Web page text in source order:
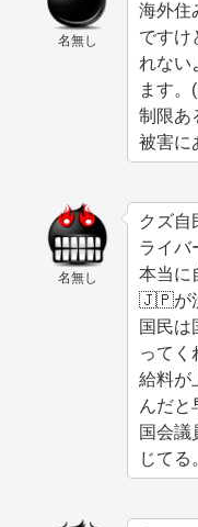
名無し
海外住
ですけ
れない
ます。
制限あ
被害に
名無し
クズ自
ライバ
本当に
🇯🇵が
国民は
ってく
給料が
んだと
国会議
じてる